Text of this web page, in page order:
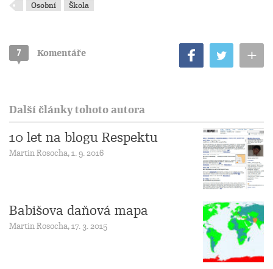
Osobní Škola
7 Komentáře +
Další články tohoto autora
10 let na blogu Respektu
Martin Rosocha, 1. 9. 2016
Babišova daňová mapa
Martin Rosocha, 17. 3. 2015